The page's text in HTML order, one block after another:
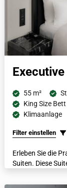
55 m²
King Size
Klimaanlage
Filter einstellen
Erleben Sie die
Suiten. Diese
Wohn- und